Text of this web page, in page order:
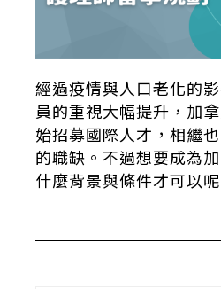
經過疫情與人口老化的
員的重視大幅提升，加
始招募國際人才，相繼
的職缺。不過想要成為
什麼背景與條件才可以呢